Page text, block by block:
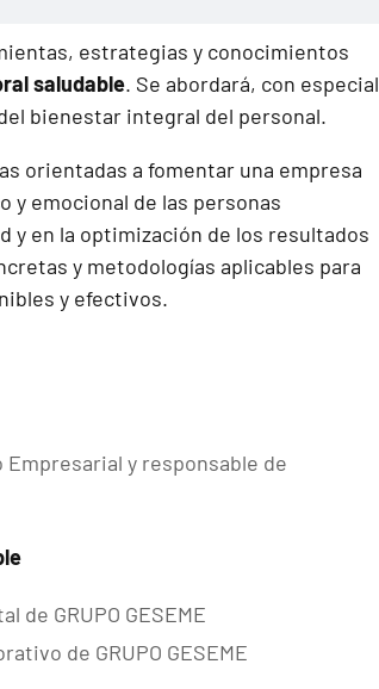
estrategias y conocimientos
saludable. Se abordará, con especial
bienestar integral del personal.
orientadas a fomentar una empresa
emocional de las personas
y en la optimización de los resultados
y metodologías aplicables para
y efectivos.
y responsable de
de GRUPO GESEME
de GRUPO GESEME